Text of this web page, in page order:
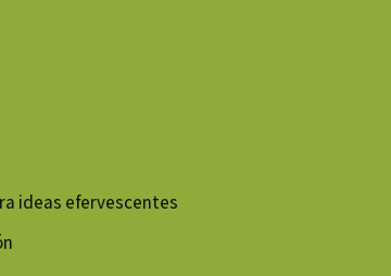
ideas efervescentes